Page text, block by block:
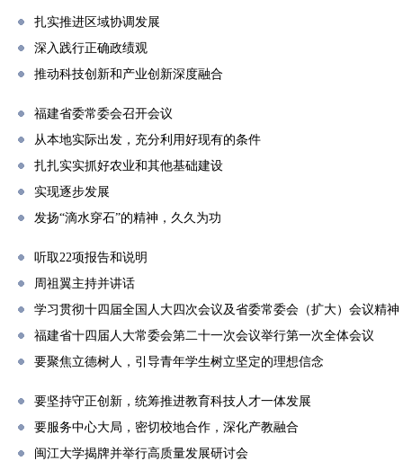
扎实推进区域协调发展
深入践行正确政绩观
推动科技创新和产业创新深度融合
福建省委常委会召开会议
从本地实际出发，充分利用好现有的条件
扎扎实实抓好农业和其他基础建设
实现逐步发展
发扬“滴水穿石”的精神，久久为功
听取22项报告和说明
周祖翼主持并讲话
学习贯彻十四届全国人大四次会议及省委常委会（扩大）会议精神
福建省十四届人大常委会第二十一次会议举行第一次全体会议
要聚焦立德树人，引导青年学生树立坚定的理想信念
要坚持守正创新，统筹推进教育科技人才一体发展
要服务中心大局，密切校地合作，深化产教融合
闽江大学揭牌并举行高质量发展研讨会